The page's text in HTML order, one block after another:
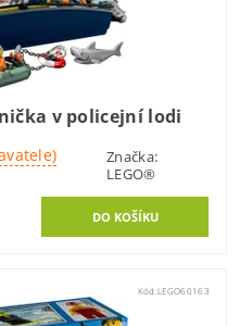
v policejní lodi
Značka:
LEGO®
Kód:LEGO60163